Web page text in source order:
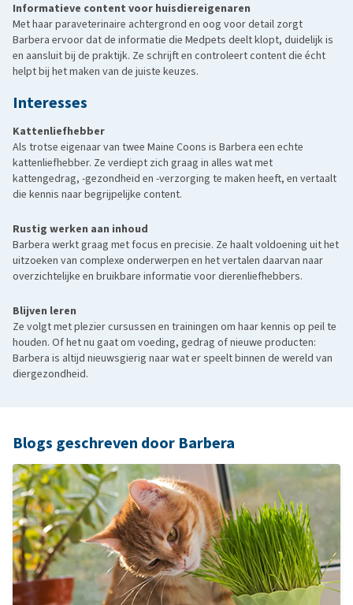
Informatieve content voor huisdiereigenaren
Met haar paraveterinaire achtergrond en oog voor detail zorgt
Barbera ervoor dat de informatie die Medpets deelt klopt, duidelijk is
en aansluit bij de praktijk. Ze schrijft en controleert content die écht
helpt bij het maken van de juiste keuzes.
Interesses
Kattenliefhebber
Als trotse eigenaar van twee Maine Coons is Barbera een echte
kattenliefhebber. Ze verdiept zich graag in alles wat met
kattengedrag, -gezondheid en -verzorging te maken heeft, en vertaalt
die kennis naar begrijpelijke content.
Rustig werken aan inhoud
Barbera werkt graag met focus en precisie. Ze haalt voldoening uit het
uitzoeken van complexe onderwerpen en het vertalen daarvan naar
overzichtelijke en bruikbare informatie voor dierenliefhebbers.
Blijven leren
Ze volgt met plezier cursussen en trainingen om haar kennis op peil te
houden. Of het nu gaat om voeding, gedrag of nieuwe producten:
Barbera is altijd nieuwsgierig naar wat er speelt binnen de wereld van
diergezondheid.
Blogs geschreven door Barbera